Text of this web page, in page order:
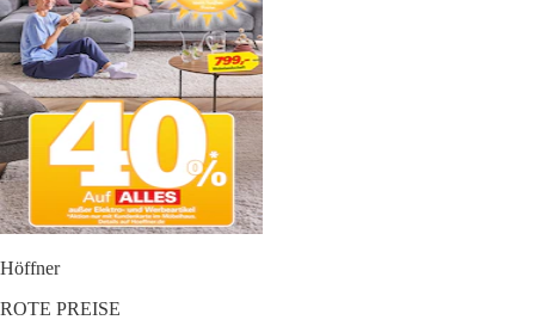
Höffner
ROTE PREISE